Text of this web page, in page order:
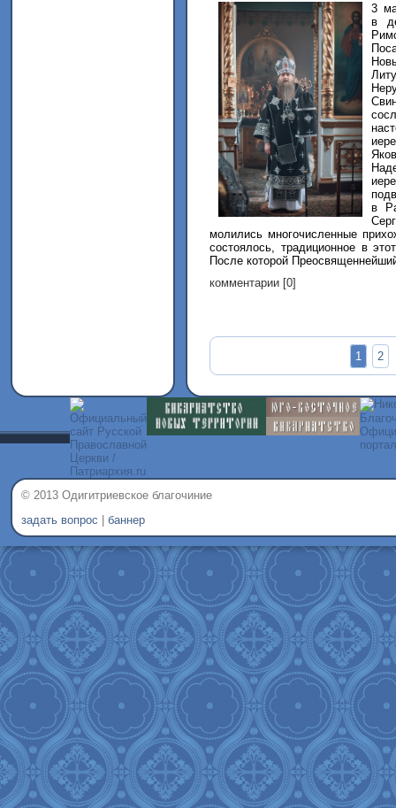
3
в
в
молились многочисленные
состоялось, традиционное в
После которой
комментарии [0]
1 2
© 2013 Одигитриевское благочиние
задать вопрос
баннер